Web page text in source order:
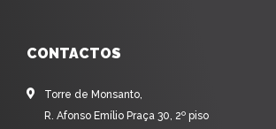
CONTACTOS
Torre de Monsanto,
R. Afonso Emílio Praça 30, 2º piso